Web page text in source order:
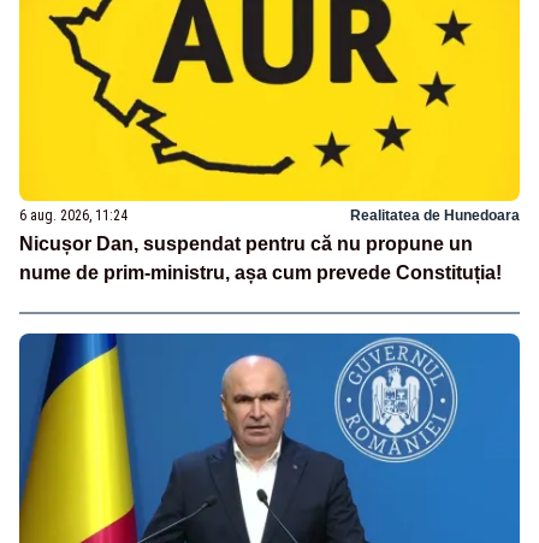
6 aug. 2026, 11:24 Realitatea de Hunedoara
Nicușor Dan, suspendat pentru că nu propune un
nume de prim-ministru, așa cum prevede Constituția!